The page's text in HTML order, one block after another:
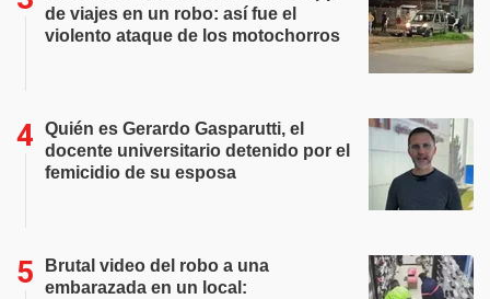
de viajes en un robo: así fue el
violento ataque de los motochorros
Quién es Gerardo Gasparutti, el
docente universitario detenido por el
femicidio de su esposa
Brutal video del robo a una
embarazada en un local: